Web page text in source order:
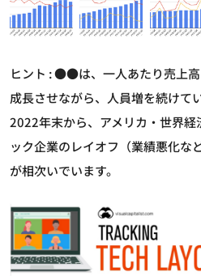
ヒント : ●●は、一人あたり売上
成長させながら、人員増を続けて
2022年末から、アメリカ・世界
ック企業のレイオフ（業績悪化な
が相次いでいます。